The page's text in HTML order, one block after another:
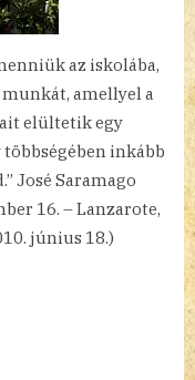
az iskolába,
amellyel a
elültetik egy
többségében inkább
José Saramago
16. – Lanzarote,
június 18.)